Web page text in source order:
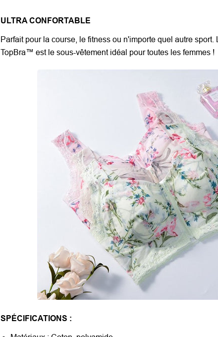
ULTRA CONFORTABLE
Parfait pour la course, le fitness ou n'importe quel autre sport.
TopBra™ est le sous-vêtement idéal pour toutes les femmes !
SPÉCIFICATIONS :